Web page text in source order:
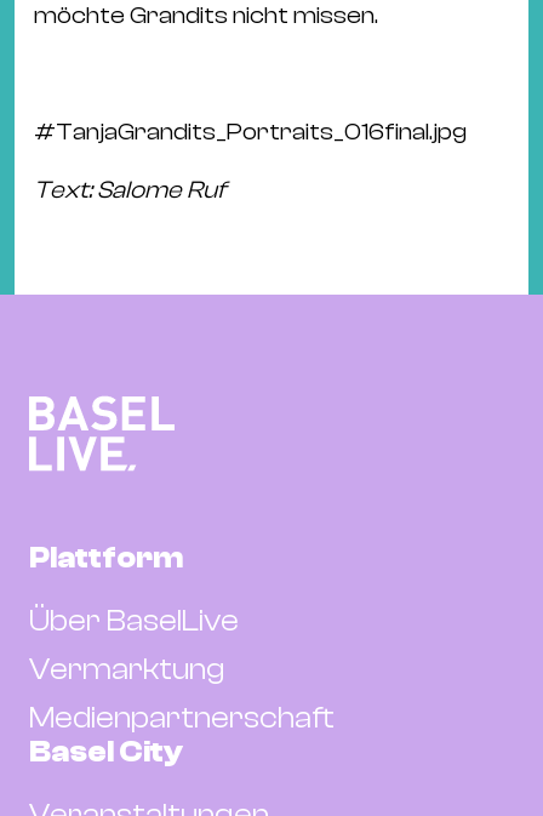
möchte Grandits nicht missen.
#TanjaGrandits_Portraits_016final.jpg
Text: Salome Ruf
Plattform
Über BaselLive
Vermarktung
Medienpartnerschaft
Basel City